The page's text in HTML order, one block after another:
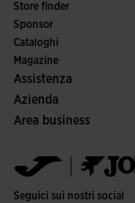
Calcio
Calcio a 5
Comitati e federazioni
Edizioni speciali
Store finder
Sponsor
Cataloghi
Magazine
Assistenza
Condizioni per gli acquisti
Trasporti e consegna
FAQs
Azienda
Storia
Canale etico
Responsabilità aziendale
Lavora con noi
Area business
Jomanet
Area Marketing
Contatti
Seguici sui nostri social